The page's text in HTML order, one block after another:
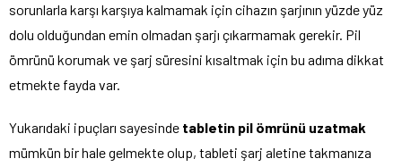
sorunlarla karşı karşıya kalmamak için cihazın şarjının yüzde yüz
dolu olduğundan emin olmadan şarjı çıkarmamak gerekir. Pil
ömrünü korumak ve şarj süresini kısaltmak için bu adıma dikkat
etmekte fayda var.
Yukarıdaki ipuçları sayesinde tabletin pil ömrünü uzatmak
mümkün bir hale gelmekte olup, tableti şarj aletine takmanıza